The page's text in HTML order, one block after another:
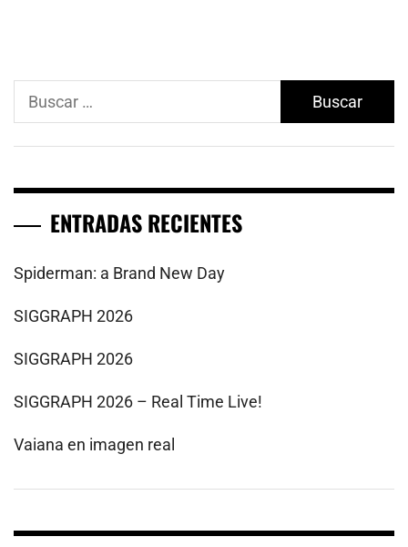
Buscar:
ENTRADAS RECIENTES
Spiderman: a Brand New Day
SIGGRAPH 2026
SIGGRAPH 2026
SIGGRAPH 2026 – Real Time Live!
Vaiana en imagen real